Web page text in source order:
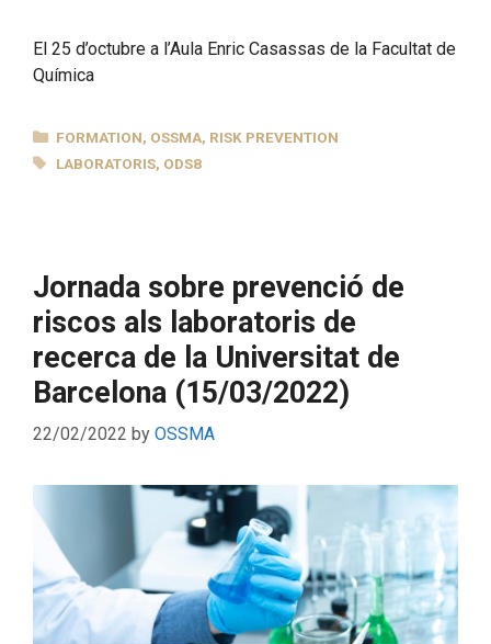
El 25 d’octubre a l’Aula Enric Casassas de la Facultat de
Química
CATEGORIES
FORMATION, OSSMA, RISK PREVENTION
TAGS
LABORATORIS, ODS8
Jornada sobre prevenció de
riscos als laboratoris de
recerca de la Universitat de
Barcelona (15/03/2022)
22/02/2022 by OSSMA